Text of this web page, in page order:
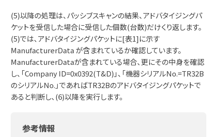
(5)以降の処理は、パッシブスキャンの結果、アドバタイジングパ
ケットを受信した場合に受信した個数(台数)だけくり返します。
(5)では、アドバタイジングパケットに[表1]に示す
ManufacturerData が含まれているか確認しています。
ManufacturerDataが含まれている場合、更にその中身を確認
し、「Company ID=0x0392(T&D)」、「機器シリアルNo.=TR32B
のシリアルNo.」であればTR32Bのアドバタイジングパケットで
あると判断し、(6)以降を実行します。
参考情報